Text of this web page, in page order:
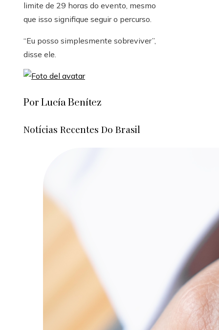
limite de 29 horas do evento, mesmo
que isso signifique seguir o percurso.
“Eu posso simplesmente sobreviver”,
disse ele.
Por Lucía Benítez
Notícias Recentes Do Brasil